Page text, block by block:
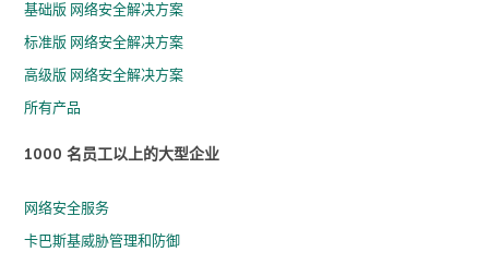
基础版 网络安全解决方案
标准版 网络安全解决方案
高级版 网络安全解决方案
所有产品
1000 名员工以上的大型企业
网络安全服务
卡巴斯基威胁管理和防御